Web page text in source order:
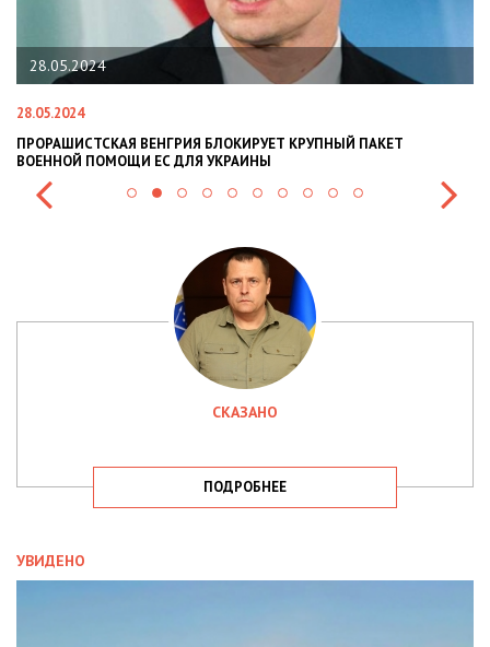
ПАКЕТ
НАЦПОЛІЦІЯ ЛЯКАЄ ГРОМАДЯН ПОГІРШЕННЯМ
СИТУАЦІЇ В РАЗІ МОБІЛІЗАЦІЇ ПОЛІЦІЯНТІВ НА ВІЙНУ
СКАЗАНО
ПОДРОБНЕЕ
УВИДЕНО